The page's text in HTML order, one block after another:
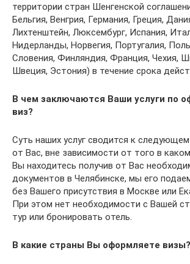
территории стран Шенгенской
Бельгия, Венгрия, Германия, Греция,
Лихтенштейн, Люксембург, Испания,
Нидерланды, Норвегия, Португалия,
Словения, Финляндия, Франция, Чехия,
Швеция, Эстония) в течение срока
В чем заключаются Ваши услуги по
виз?
Суть наших услуг сводится к
от Вас, вне зависимости от того в
Вы находитесь получив от Вас
документов в Челябинске, мы его
без Вашего присутствия в Москве или
При этом нет необходимости с Вашей
тур или бронировать отель.
В какие страны Вы оформляете визы?